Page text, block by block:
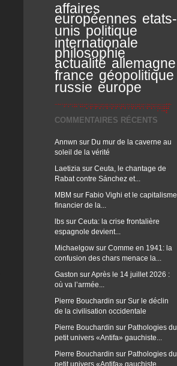
affaires
européennes etats-
unis politique
internationale
philosophie
actualité allemagne
france géopolitique
russie europe
COMMENTAIRES RÉCENTS
Annwn sur Du mur de la caverne au
soleil de la vérité
Laetizia sur Ceuta, le chantage de
Rabat contre Sánchez et...
MBM sur Fabio Vighi et le capitalisme
financier de la...
lbs sur Ceuta: la crise frontalière
espagnole devient...
Michaelgow sur Comme en 1941: la
confusion des chars menace la...
Gaston surAprès le 14 juillet 2026 :
où va l’armée...
Pierre Bouchardin sur Sur le déclin
de la civilisation occidentale
Pierre Bouchardin sur Pathologies du
petit univers «Antifa» gauchiste...
Pierre Bouchardin sur Pathologies du
petit univers «Antifa» gauchiste...